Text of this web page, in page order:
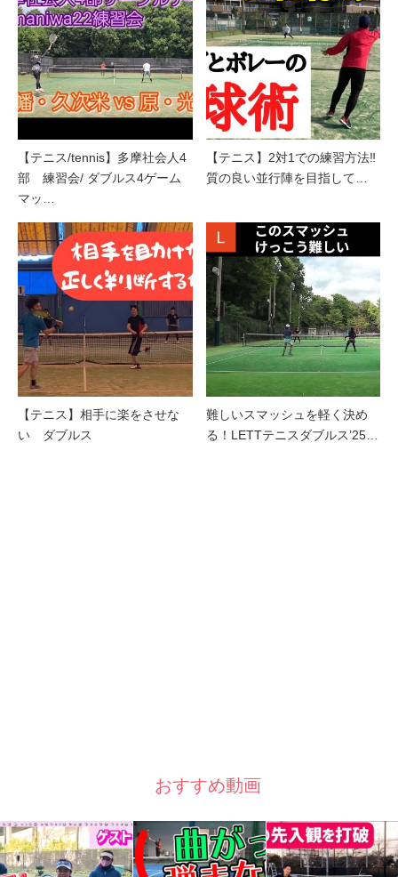
【テニス/tennis】多摩社会人4
部 練習会/ ダブルス4ゲーム
マッ…
【テニス】2対1での練習方法‼︎
質の良い並行陣を目指して…
【テニス】相手に楽をさせな
い ダブルス
難しいスマッシュを軽く決め
る！LETTテニスダブルス’25…
おすすめ動画